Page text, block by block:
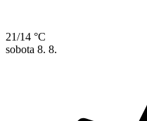
21/14 °C
sobota 8. 8.